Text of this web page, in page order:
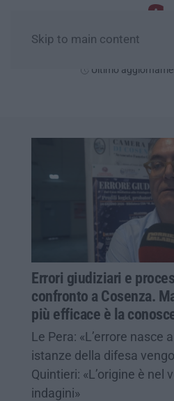
Skip to main content
Ultimo
Errori giudiziari e
confronto a Cosenza.
più efficace è la
Le Pera: «L’errore nasce
istanze della difesa
Quintieri: «L’origine è nel
indagini»